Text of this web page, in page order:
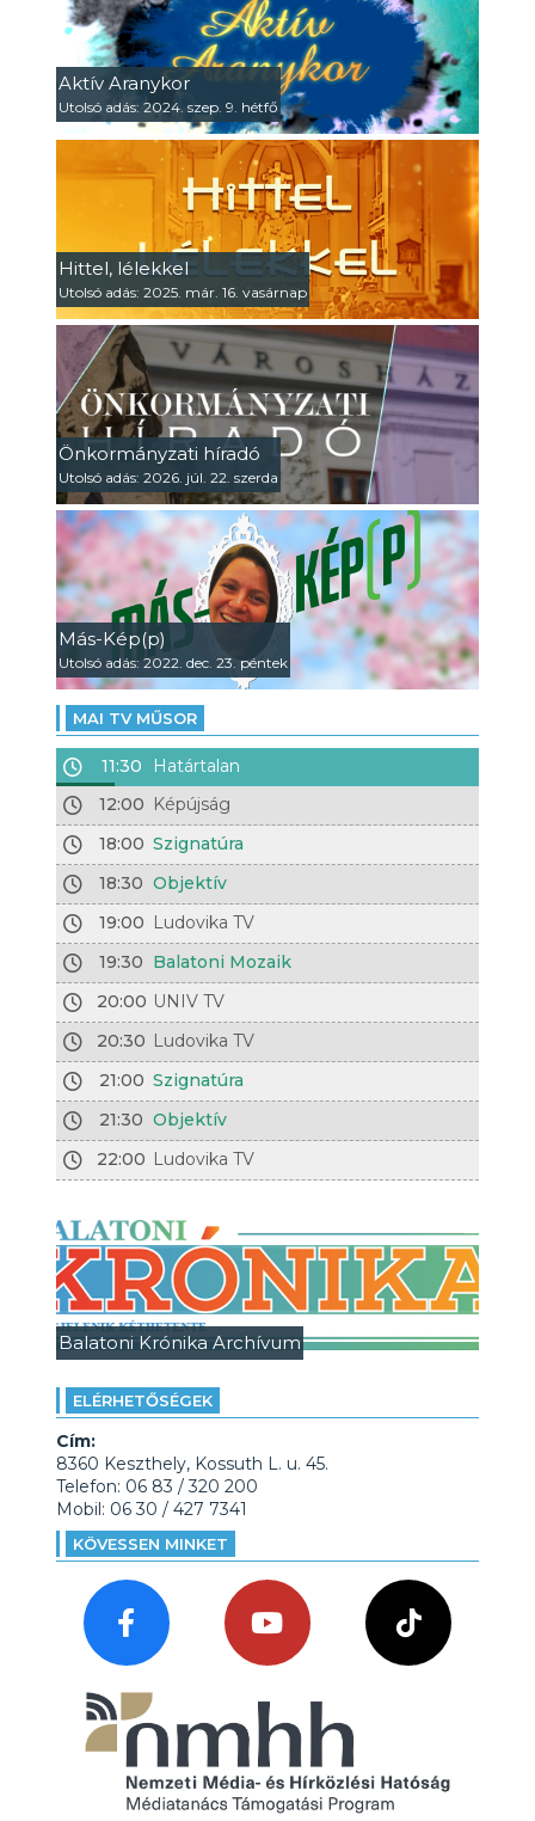
Aktív Aranykor
Utolsó adás: 2024. szep. 9. hétfő
Hittel, lélekkel
Utolsó adás: 2025. már. 16. vasárnap
Önkormányzati híradó
Utolsó adás: 2026. júl. 22. szerda
Más-Kép(p)
Utolsó adás: 2022. dec. 23. péntek
MAI TV MŰSOR
11:30
Határtalan
12:00 Képújság
18:00 Szignatúra
18:30 Objektív
19:00 Ludovika TV
19:30 Balatoni Mozaik
20:00 UNIV TV
20:30 Ludovika TV
21:00 Szignatúra
21:30 Objektív
22:00 Ludovika TV
Balatoni Krónika Archívum
ELÉRHETŐSÉGEK
Cím:
8360 Keszthely, Kossuth L. u. 45.
Telefon: 06 83 / 320 200
Mobil: 06 30 / 427 7341
KÖVESSEN MINKET